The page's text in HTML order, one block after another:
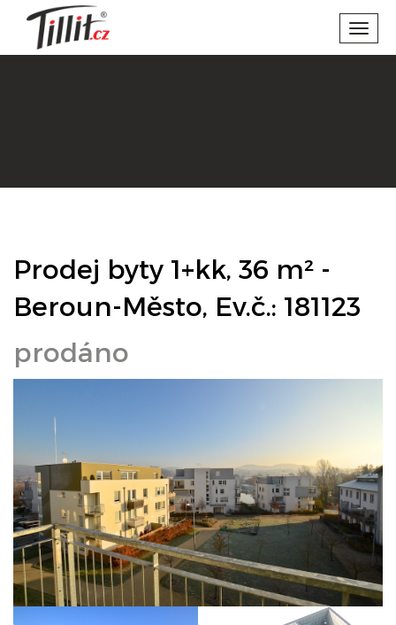
Prodej byty 1+kk, 36 m² -
Beroun-Město, Ev.č.: 181123
prodáno